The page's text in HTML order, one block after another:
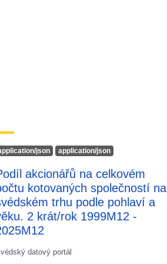
(Geschlecht) Bestand zum
Burgenland (Bgld) Bestand zum
Stichtag/Monatsendbestand
(Ktn) Bestand zum
Stichtag/Monatsendbestand
Niederösterreich (NÖ) Bestand
Oberösterreich (OÖ) Bestand
json application/json
akcionářů na celkovém
kotovaných společností na
trhu podle pohlaví a
2 krát/rok 1999M12 -
datový portál